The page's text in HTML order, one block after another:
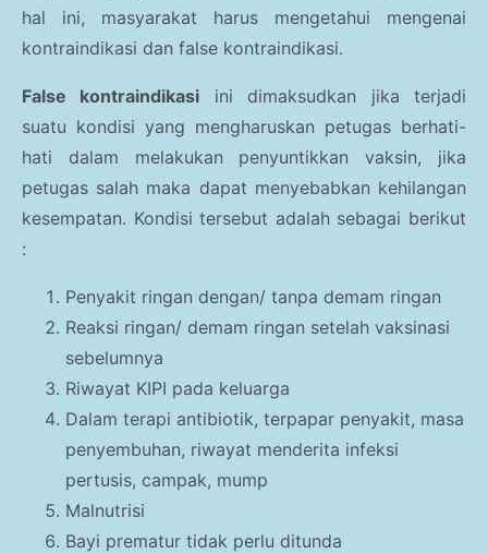
hal ini, masyarakat harus mengetahui mengenai
kontraindikasi dan false kontraindikasi.
False kontraindikasi ini dimaksudkan jika terjadi
suatu kondisi yang mengharuskan petugas berhati-
hati dalam melakukan penyuntikkan vaksin, jika
petugas salah maka dapat menyebabkan kehilangan
kesempatan. Kondisi tersebut adalah sebagai berikut
:
Penyakit ringan dengan/ tanpa demam ringan
Reaksi ringan/ demam ringan setelah vaksinasi
sebelumnya
Riwayat KIPI pada keluarga
Dalam terapi antibiotik, terpapar penyakit, masa
penyembuhan, riwayat menderita infeksi
pertusis, campak, mump
Malnutrisi
Bayi prematur tidak perlu ditunda